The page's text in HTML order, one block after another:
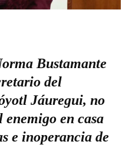
Bustamante
del
Jáuregui, no
en casa
e inoperancia de